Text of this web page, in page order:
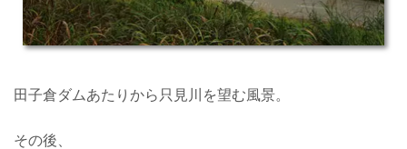
田子倉ダムあたりから只見川を望む風景。
その後、